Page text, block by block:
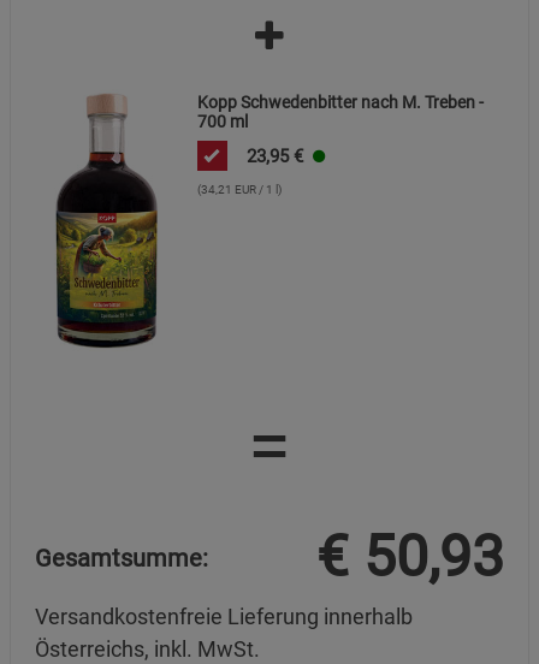
Kopp Schwedenbitter nach M. Treben -
700 ml
23,95 €
(34,21 EUR / 1 l)
=
Gesamtsumme: € 50,93
Versandkostenfreie Lieferung innerhalb
Österreichs, inkl. MwSt.